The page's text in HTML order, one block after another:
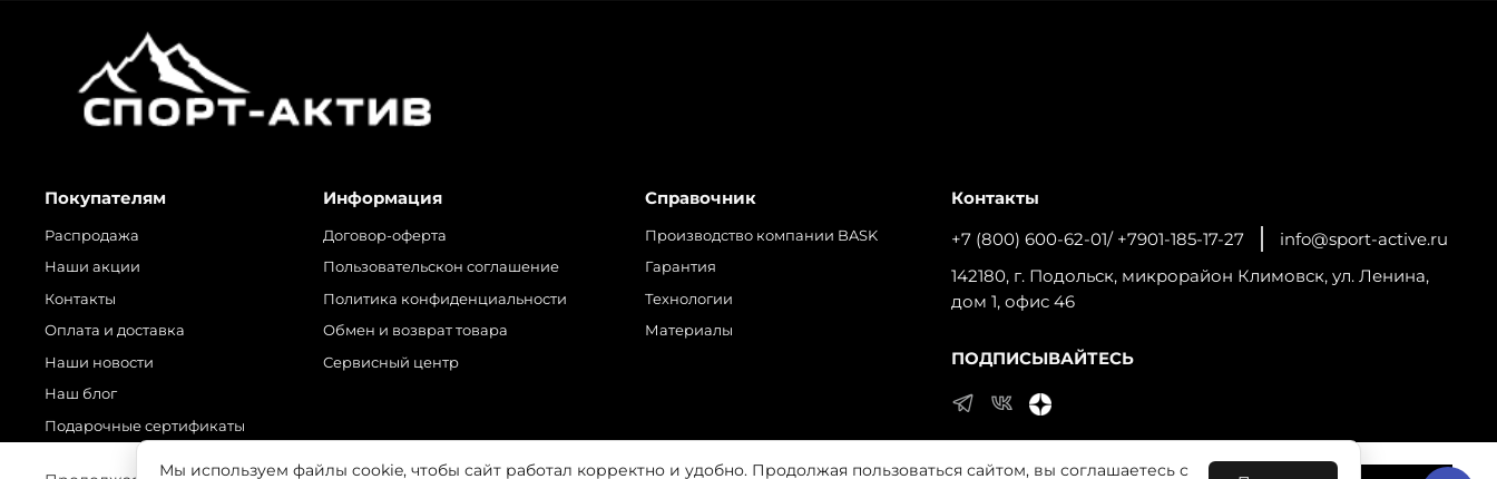
Покупателям
Распродажа
Наши акции
Контакты
Оплата и доставка
Наши новости
Наш блог
Подарочные сертификаты
Информация
Договор-оферта
Пользовательскон соглашение
Политика конфиденциальности
Обмен и возврат товара
Сервисный центр
Справочник
Производство компании BASK
Гарантия
Технологии
Материалы
Контакты
+7 (800) 600-62-01/ +7901-185-17-27
info@sport-active.ru
142180, г. Подольск, микрорайон Климовск, ул. Ленина,
дом 1, офис 46
ПОДПИСЫВАЙТЕСЬ
Мы используем файлы cookie, чтобы сайт работал корректно и удобно. Продолжая пользоваться сайтом, вы соглашаетесь с